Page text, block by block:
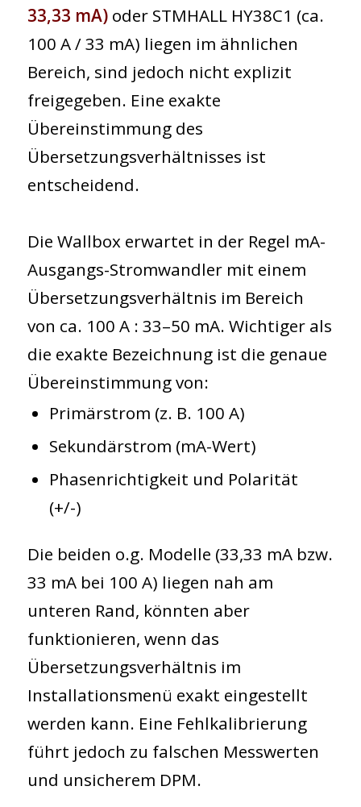
33,33 mA)oder STMHALL HY38C1 (ca.
100 A / 33 mA) liegen im ähnlichen
Bereich, sind jedoch nicht explizit
freigegeben. Eine exakte
Übereinstimmung des
Übersetzungsverhältnisses ist
entscheidend.
Die Wallbox erwartet in der Regel mA-
Ausgangs-Stromwandlermit einem
Übersetzungsverhältnis im Bereich
von ca. 100 A : 33–50 mA. Wichtiger als
die exakte Bezeichnung ist die genaue
Übereinstimmung von:
Primärstrom (z. B. 100 A)
Sekundärstrom (mA-Wert)
Phasenrichtigkeit und Polarität
(+/-)
Die beiden o.g. Modelle (33,33 mA bzw.
33 mA bei 100 A) liegen nah am
unteren Rand, könnten aber
funktionieren, wenn das
Übersetzungsverhältnis im
Installationsmenü exakt eingestellt
werden kann. Eine Fehlkalibrierung
führt jedoch zu falschen Messwerten
und unsicherem DPM.